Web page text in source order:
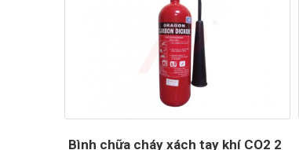
Bình chữa cháy xách tay khí CO2 2